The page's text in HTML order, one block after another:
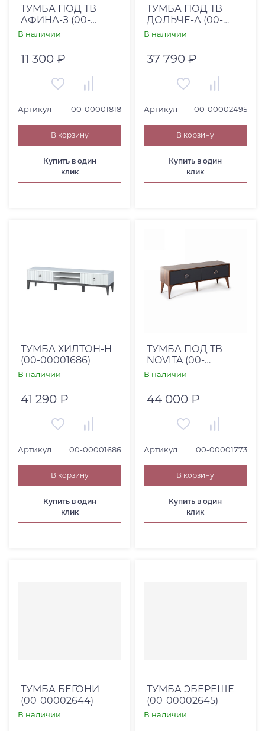
ТУМБА ПОД ТВ
АФИНА-З (00-
00001818)
В наличии
11 300 ₽
Артикул 00-00001818
В корзину
Купить в один
клик
ТУМБА ПОД ТВ
ДОЛЬЧЕ-А (00-
00002495)
В наличии
37 790 ₽
Артикул 00-00002495
В корзину
Купить в один
клик
ТУМБА ХИЛТОН-H
(00-00001686)
В наличии
41 290 ₽
Артикул 00-00001686
В корзину
Купить в один
клик
ТУМБА ПОД ТВ
NOVITA (00-
00001773)
В наличии
44 000 ₽
Артикул 00-00001773
В корзину
Купить в один
клик
ТУМБА БЕГОНИ
(00-00002644)
В наличии
ТУМБА ЭБЕРЕШЕ
(00-00002645)
В наличии